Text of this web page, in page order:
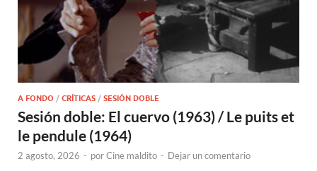
A FONDO / CRÍTICAS / SESIÓN DOBLE
Sesión doble: El cuervo (1963) / Le puits et
le pendule (1964)
2 agosto, 2026 - porCine maldito - Dejar un comentario